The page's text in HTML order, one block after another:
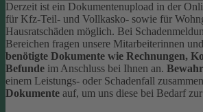
Derzeit ist ein Dokumentenupload in der
für Kfz-Teil- und Vollkasko- sowie für
Hausratschäden möglich. Bei
Bereichen fragen unsere Mitarbeiterinnen
benötigte Dokumente wie Rechnungen,
Befunde im Anschluss bei Ihnen an.
einem Leistungs- oder Schadenfall
Dokumente auf, um uns diese bei Bedarf